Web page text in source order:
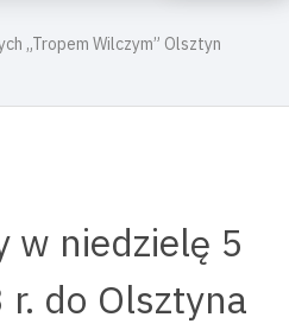
„Tropem Wilczym” Olsztyn
w niedzielę 5
do Olsztyna